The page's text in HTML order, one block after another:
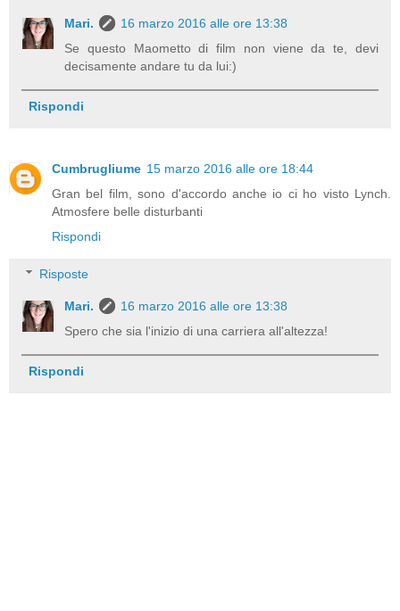
Mari.
16 marzo 2016 alle ore 13:38
Se questo Maometto di film non viene da te, devi
decisamente andare tu da lui:)
Rispondi
Cumbrugliume 15 marzo 2016 alle ore 18:44
Gran bel film, sono d'accordo anche io ci ho visto Lynch.
Atmosfere belle disturbanti
Rispondi
Risposte
Mari.
16 marzo 2016 alle ore 13:38
Spero che sia l'inizio di una carriera all'altezza!
Rispondi